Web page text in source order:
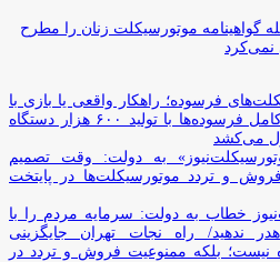
گواهینامه موتورسیکلت زنان را مطرح
نمی‌کرد
فرسوده؛ راهکار واقعی یا بازی با
منابع کشور؟ / جایگزینی کامل فرسوده‌ها با تولید ۶۰۰ هزار دستگاه
به دولت: وقت تصمیم
و تردد موتورسیکلت‌ها در پایتخت
خطاب به دولت: سرمایه مردم را با
ندهید/ راه نجات تهران جایگزینی
نیست؛ بلکه ممنوعیت فروش و تردد در